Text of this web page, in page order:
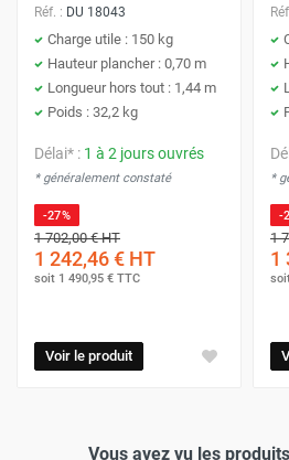
Réf. : DU 18043
Charge utile : 150 kg
Hauteur plancher : 0,70 m
Longueur hors tout : 1,44 m
Poids : 32,2 kg
Délai* : 1 à 2 jours ouvrés
* généralement constaté
-27%
1 702,00 €HT
1 242,46 € HT
soit 1 490,95 € TTC
Voir le produit
*
-
1
1
Vous avez vu les